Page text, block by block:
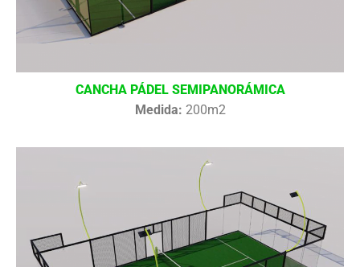
CANCHA PÁDEL SEMIPANORÁMICA
Medida: 200m2